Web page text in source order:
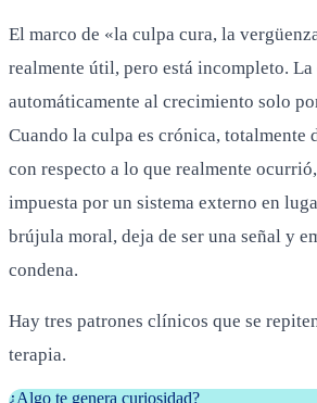
El marco de «la culpa cura, la
realmente útil, pero está incompleto.
automáticamente al crecimiento solo
Cuando la culpa es crónica, totalmente
con respecto a lo que realmente
impuesta por un sistema externo en
brújula moral, deja de ser una señal y
condena.
Hay tres patrones clínicos que se
terapia.
¿Algo te genera curiosidad?